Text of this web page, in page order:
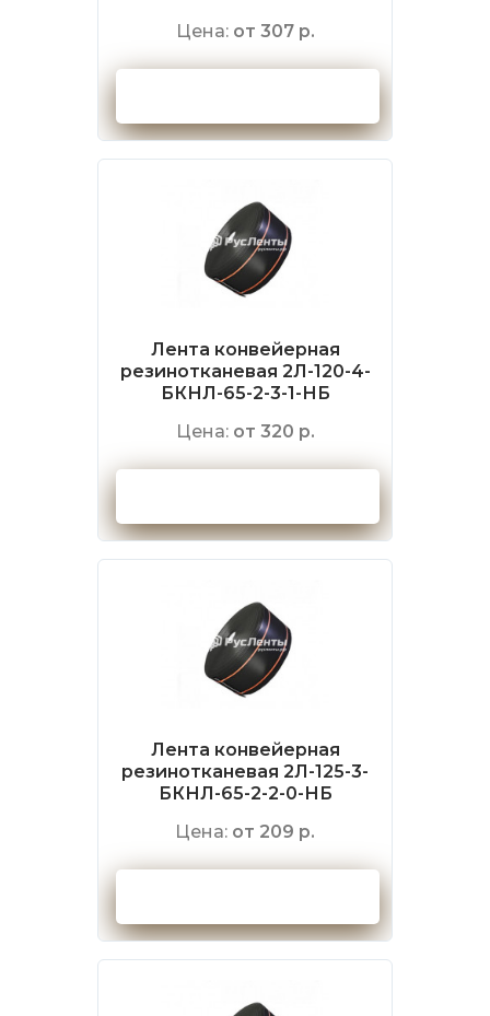
Цена: от 307 р.
Лента конвейерная
резинотканевая 2Л-120-4-
БКНЛ-65-2-3-1-НБ
Цена: от 320 р.
Лента конвейерная
резинотканевая 2Л-125-3-
БКНЛ-65-2-2-0-НБ
Цена: от 209 р.